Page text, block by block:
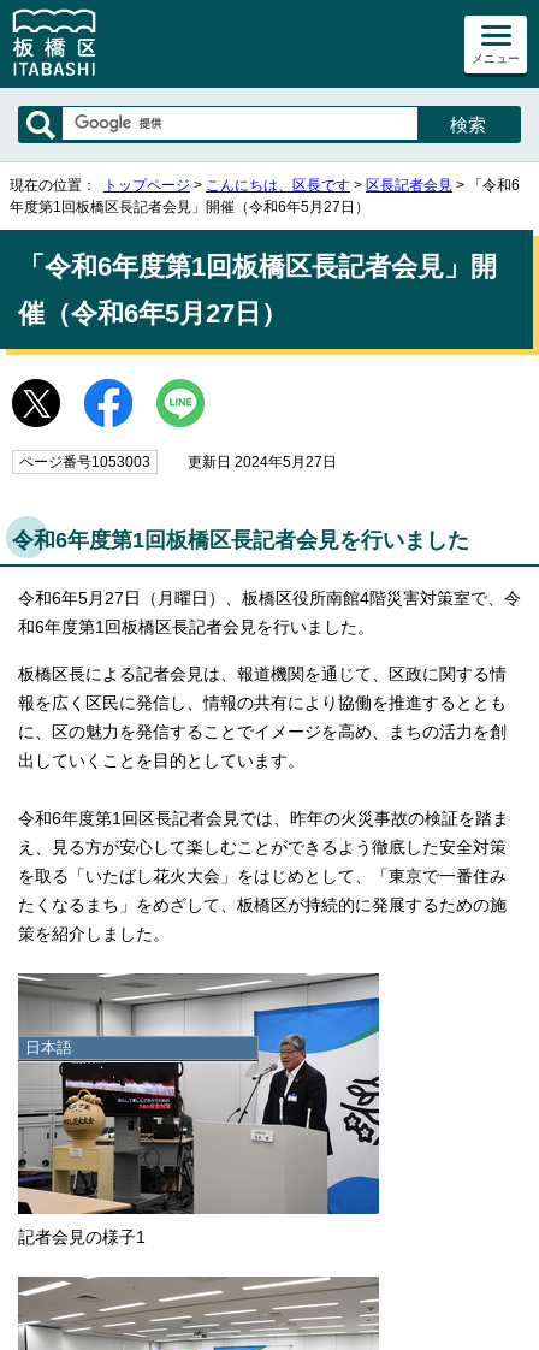
メニュー
日本語
日本語
English
한국어
简体中文
繁體中文
現在の位置： トップページ > こんにちは、区長です > 区長記者会見 > 「令和6
年度第1回板橋区長記者会見」開催（令和6年5月27日）
「令和6年度第1回板橋区長記者会見」開
催（令和6年5月27日）
ページ番号1053003 更新日 2024年5月27日
令和6年度第1回板橋区長記者会見を行いました
令和6年5月27日（月曜日）、板橋区役所南館4階災害対策室で、令
和6年度第1回板橋区長記者会見を行いました。
板橋区長による記者会見は、報道機関を通じて、区政に関する情
報を広く区民に発信し、情報の共有により協働を推進するととも
に、区の魅力を発信することでイメージを高め、まちの活力を創
出していくことを目的としています。
令和6年度第1回区長記者会見では、昨年の火災事故の検証を踏ま
え、見る方が安心して楽しむことができるよう徹底した安全対策
を取る「いたばし花火大会」をはじめとして、「東京で一番住み
たくなるまち」をめざして、板橋区が持続的に発展するための施
策を紹介しました。
記者会見の様子1